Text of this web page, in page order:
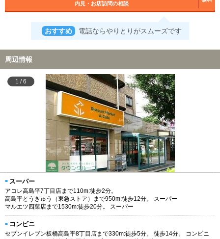
内見・お店訪問の相談
おすすめ 電話ならやりとりがスムーズです
周辺情報
1 /6
スーパー
アコレ高島平7丁目店まで110m:徒歩2分。
高島平とうきゅう（東急ストア）まで950m:徒歩12分。 スーパー
マルエツ四葉店まで1530m:徒歩20分。 スーパー
コンビニ
セブンイレブン板橋高島平8丁目店まで330m:徒歩5分。 徒歩14分。 コンビニ